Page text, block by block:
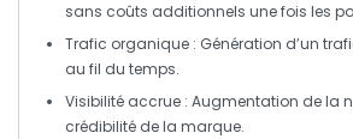
sans coûts additionnels une fois les
Trafic organique : Génération d’un
au fil du temps.
Visibilité accrue : Augmentation de la
crédibilité de la marque.